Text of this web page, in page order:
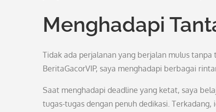
Menghadapi
Tidak ada perjalanan yang berjalan mulus
BeritaGacorVIP, saya menghadapi berbagai
Saat menghadapi deadline yang ketat, saya
tugas-tugas dengan penuh dedikasi.